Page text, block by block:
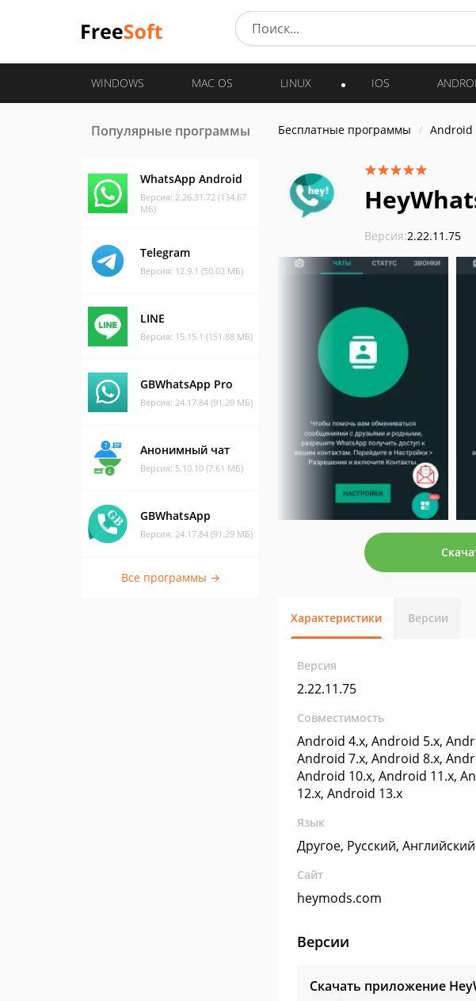
WINDOWS MAC OS LINUX IOS
Популярные программы
WhatsApp Android
Версия: 2.26.31.72 (134.67
МБ)
Telegram
Версия: 12.9.1 (50.02 МБ)
LINE
Версия: 15.15.1 (151.88 МБ)
GBWhatsApp Pro
Версия: 24.17.84 (91.29 МБ)
Анонимный чат
Версия: 5.10.10 (7.61 МБ)
GBWhatsApp
Версия: 24.17.84 (91.29 МБ)
Все программы →
Бесплатные программы Android
Версия:2.22.11.75
Характеристики Версии
Версия
2.22.11.75
Совместимость
Android 4.x, Android 5.x,
Android 7.x, Android 8.x,
Android 10.x, Android 11.x,
12.x, Android 13.x
Язык
Другое, Русский, Английский
Сайт
heymods.com
Версии
Скачать приложение